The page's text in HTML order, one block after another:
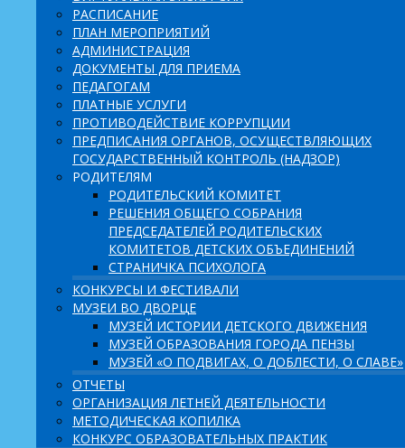
РАСПИСАНИЕ
ПЛАН МЕРОПРИЯТИЙ
АДМИНИСТРАЦИЯ
ДОКУМЕНТЫ ДЛЯ ПРИЕМА
ПЕДАГОГАМ
ПЛАТНЫЕ УСЛУГИ
ПРОТИВОДЕЙСТВИЕ КОРРУПЦИИ
ПРЕДПИСАНИЯ ОРГАНОВ, ОСУЩЕСТВЛЯЮЩИХ
ГОСУДАРСТВЕННЫЙ КОНТРОЛЬ (НАДЗОР)
РОДИТЕЛЯМ
РОДИТЕЛЬСКИЙ КОМИТЕТ
РЕШЕНИЯ ОБЩЕГО СОБРАНИЯ
ПРЕДСЕДАТЕЛЕЙ РОДИТЕЛЬСКИХ
КОМИТЕТОВ ДЕТСКИХ ОБЪЕДИНЕНИЙ
СТРАНИЧКА ПСИХОЛОГА
КОНКУРСЫ И ФЕСТИВАЛИ
МУЗЕИ ВО ДВОРЦЕ
МУЗЕЙ ИСТОРИИ ДЕТСКОГО ДВИЖЕНИЯ
МУЗЕЙ ОБРАЗОВАНИЯ ГОРОДА ПЕНЗЫ
МУЗЕЙ «О ПОДВИГАХ, О ДОБЛЕСТИ, О СЛАВЕ»
ОТЧЕТЫ
ОРГАНИЗАЦИЯ ЛЕТНЕЙ ДЕЯТЕЛЬНОСТИ
МЕТОДИЧЕСКАЯ КОПИЛКА
КОНКУРС ОБРАЗОВАТЕЛЬНЫХ ПРАКТИК